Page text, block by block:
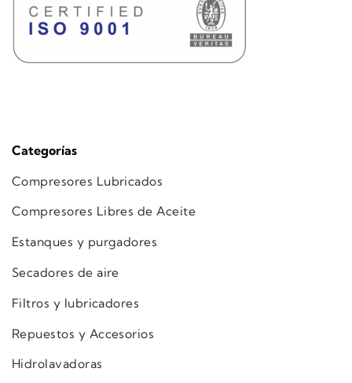
Categorías
Compresores Lubricados
Compresores Libres de Aceite
Estanques y purgadores
Secadores de aire
Filtros y lubricadores
Repuestos y Accesorios
Hidrolavadoras